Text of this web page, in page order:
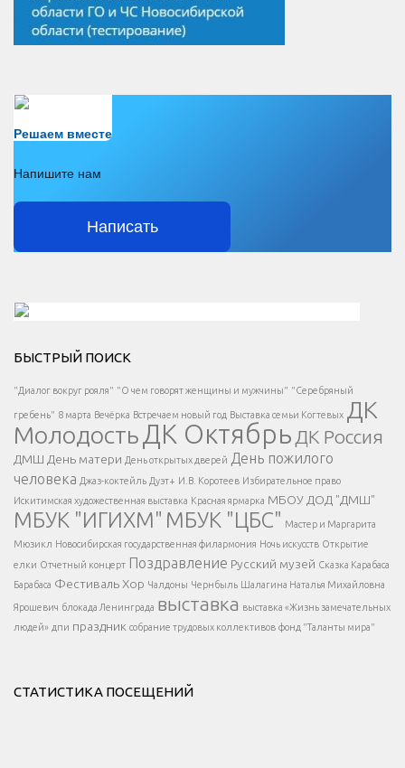
Решаем вместе
Напишите нам
Написать
Есть вопрос?
Напишите нам
</span >
Написать
</button >
</div >
</div > </div >
БЫСТРЫЙ ПОИСК
"Диалог вокруг рояля" "О чем говорят женщины и мужчины" "Серебряный
гребень" 8 марта Вечёрка Встречаем новый год Выставка семьи Когтевых ДК
МолодостьДК Октябрь ДК Россия
ДМШ День матери День открытых дверей День пожилого
человека Джаз-коктейль Дуэт+ И.В. Коротеев Избирательное право
Искитимская художественная выставка Красная ярмарка МБОУ ДОД "ДМШ"
МБУК "ИГИХМ" МБУК "ЦБС" Мастер и Маргарита
Мюзикл Новосибирская государственная филармония Ночь искусств Открытие
елки Отчетный концерт Поздравление Русский музей Сказка Карабаса
Барабаса Фестиваль Хор Чалдоны Чернбыль Шалагина Наталья Михайловна
Ярошевич блокада Ленинграда выставка выставка «Жизнь замечательных
людей» дпи праздник собрание трудовых коллективов фонд "Таланты мира"
СТАТИСТИКА ПОСЕЩЕНИЙ